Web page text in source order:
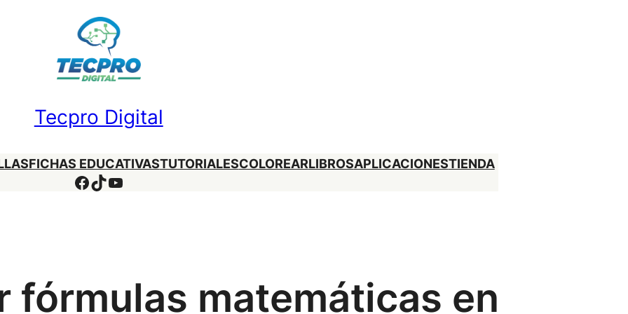
Tecpro Digital
FICHAS EDUCATIVASTUTORIALESCOLOREARLIBROSAPLICACIONESTIENDA
Facebook
TikTok
YouTube
fórmulas matemáticas en